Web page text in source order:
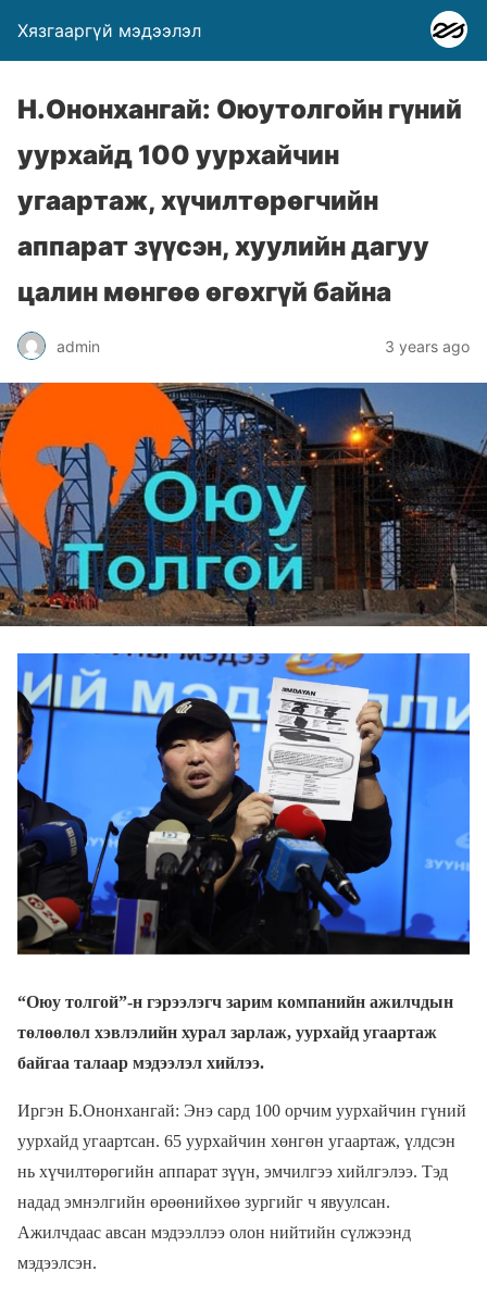
Хязгааргүй мэдээлэл
Н.Ононхангай: Оюутолгойн гүний
уурхайд 100 уурхайчин
угаартаж, хүчилтөрөгчийн
аппарат зүүсэн, хуулийн дагуу
цалин мөнгөө өгөхгүй байна
admin 3 years ago
“Оюу толгой”-н гэрээлэгч зарим компанийн ажилчдын
төлөөлөл хэвлэлийн хурал зарлаж, уурхайд угаартаж
байгаа талаар мэдээлэл хийлээ.
Иргэн Б.Ононхангай: Энэ сард 100 орчим уурхайчин гүний
уурхайд угаартсан. 65 уурхайчин хөнгөн угаартаж, үлдсэн
нь хүчилтөрөгийн аппарат зүүн, эмчилгээ хийлгэлээ. Тэд
надад эмнэлгийн өрөөнийхөө зургийг ч явуулсан.
Ажилчдаас авсан мэдээллээ олон нийтийн сүлжээнд
мэдээлсэн.